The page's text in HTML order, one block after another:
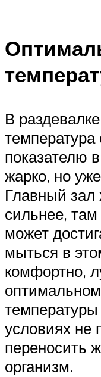
В
показателю
жарко, но
Главный зал
сильнее,
может
мыться в
комфортно,
условиях не
переносить
организм.